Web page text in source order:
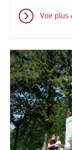
Voir plus